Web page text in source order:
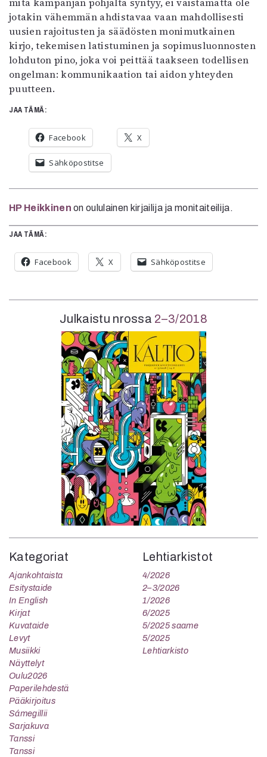
jotakin vähemmän ahdistavaa vaan mahdollisesti
uusien rajoitusten ja säädösten monimutkainen
kirjo, tekemisen latistuminen ja sopimusluonnosten
lohduton pino, joka voi peittää taakseen todellisen
ongelman: kommunikaation tai aidon yhteyden
puutteen.
JAA TÄMÄ:
Facebook X
Sähköpostitse
HP Heikkinen on oululainen kirjailija ja monitaiteilija.
Julkaistu nrossa 2–3/2018
Kategoriat
Ajankohtaista
Esitystaide
In English
Kirjat
Kuvataide
Levyt
Musiikki
Näyttelyt
Oulu2026
Paperilehdestä
Pääkirjoitus
Sámegillii
Sarjakuva
Tanssi
Tanssi
Lehtiarkistot
4/2026
2–3/2026
1/2026
6/2025
5/2025 saame
5/2025
Lehtiarkisto
JAA TÄMÄ:
Facebook X Sähköpostitse